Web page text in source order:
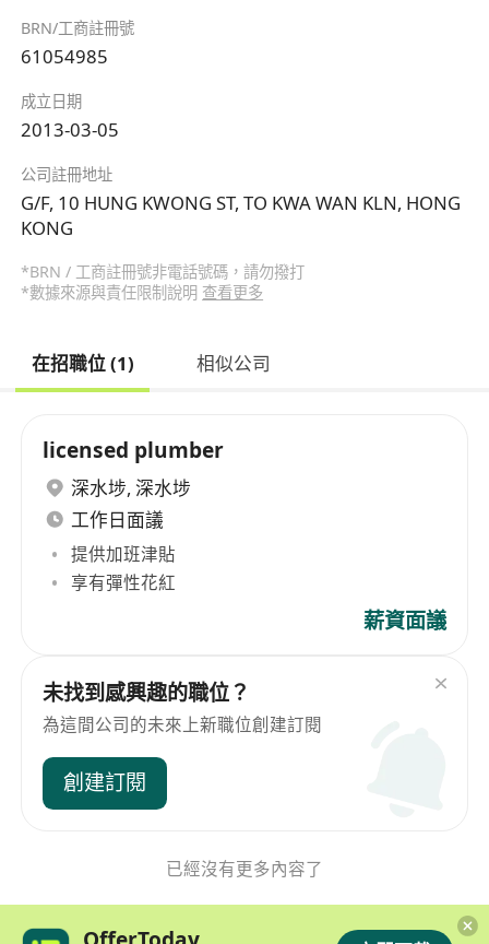
BRN/工商註冊號
61054985
成立日期
2013-03-05
公司註冊地址
G/F, 10 HUNG KWONG ST, TO KWA WAN KLN, HONG
KONG
*BRN / 工商註冊號非電話號碼，請勿撥打
*數據來源與責任限制說明 查看更多
在招職位 (1) 相似公司
licensed plumber
深水埗, 深水埗
工作日面議
提供加班津貼
享有彈性花紅
薪資面議
未找到感興趣的職位？
為這間公司的未來上新職位創建訂閱
創建訂閱
已經沒有更多內容了